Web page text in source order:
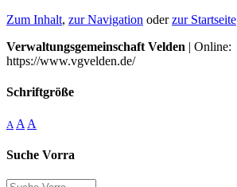
Zum Inhalt, zur Navigation oderzur Startseite
Verwaltungsgemeinschaft Velden | Online:
https://www.vgvelden.de/
Schriftgröße
A A A
Suche Vorra